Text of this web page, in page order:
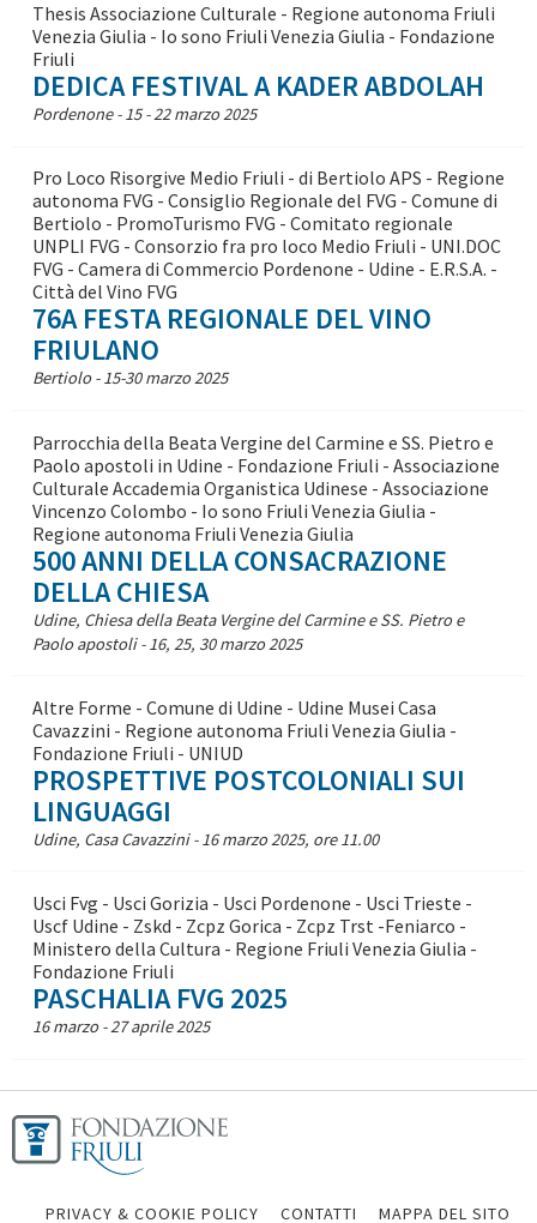
Thesis Associazione Culturale - Regione autonoma Friuli
Venezia Giulia - Io sono Friuli Venezia Giulia - Fondazione
Friuli
DEDICA FESTIVAL A KADER ABDOLAH
Pordenone - 15 - 22 marzo 2025
Pro Loco Risorgive Medio Friuli - di Bertiolo APS - Regione
autonoma FVG - Consiglio Regionale del FVG - Comune di
Bertiolo - PromoTurismo FVG - Comitato regionale
UNPLI FVG - Consorzio fra pro loco Medio Friuli - UNI.DOC
FVG - Camera di Commercio Pordenone - Udine - E.R.S.A. -
Città del Vino FVG
76A FESTA REGIONALE DEL VINO
FRIULANO
Bertiolo - 15-30 marzo 2025
Parrocchia della Beata Vergine del Carmine e SS. Pietro e
Paolo apostoli in Udine - Fondazione Friuli - Associazione
Culturale Accademia Organistica Udinese - Associazione
Vincenzo Colombo - Io sono Friuli Venezia Giulia -
Regione autonoma Friuli Venezia Giulia
500 ANNI DELLA CONSACRAZIONE
DELLA CHIESA
Udine, Chiesa della Beata Vergine del Carmine e SS. Pietro e
Paolo apostoli - 16, 25, 30 marzo 2025
Altre Forme - Comune di Udine - Udine Musei Casa
Cavazzini - Regione autonoma Friuli Venezia Giulia -
Fondazione Friuli - UNIUD
PROSPETTIVE POSTCOLONIALI SUI
LINGUAGGI
Udine, Casa Cavazzini - 16 marzo 2025, ore 11.00
Usci Fvg - Usci Gorizia - Usci Pordenone - Usci Trieste -
Uscf Udine - Zskd - Zcpz Gorica - Zcpz Trst -Feniarco -
Ministero della Cultura - Regione Friuli Venezia Giulia -
Fondazione Friuli
PASCHALIA FVG 2025
16 marzo - 27 aprile 2025
PRIVACY & COOKIE POLICY CONTATTI MAPPA DEL SITO